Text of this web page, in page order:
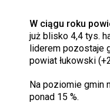
W ciągu roku
już blisko 4,4 tys.
liderem pozostaje
powiat łukowski
Na poziomie gmin
ponad 15 %.